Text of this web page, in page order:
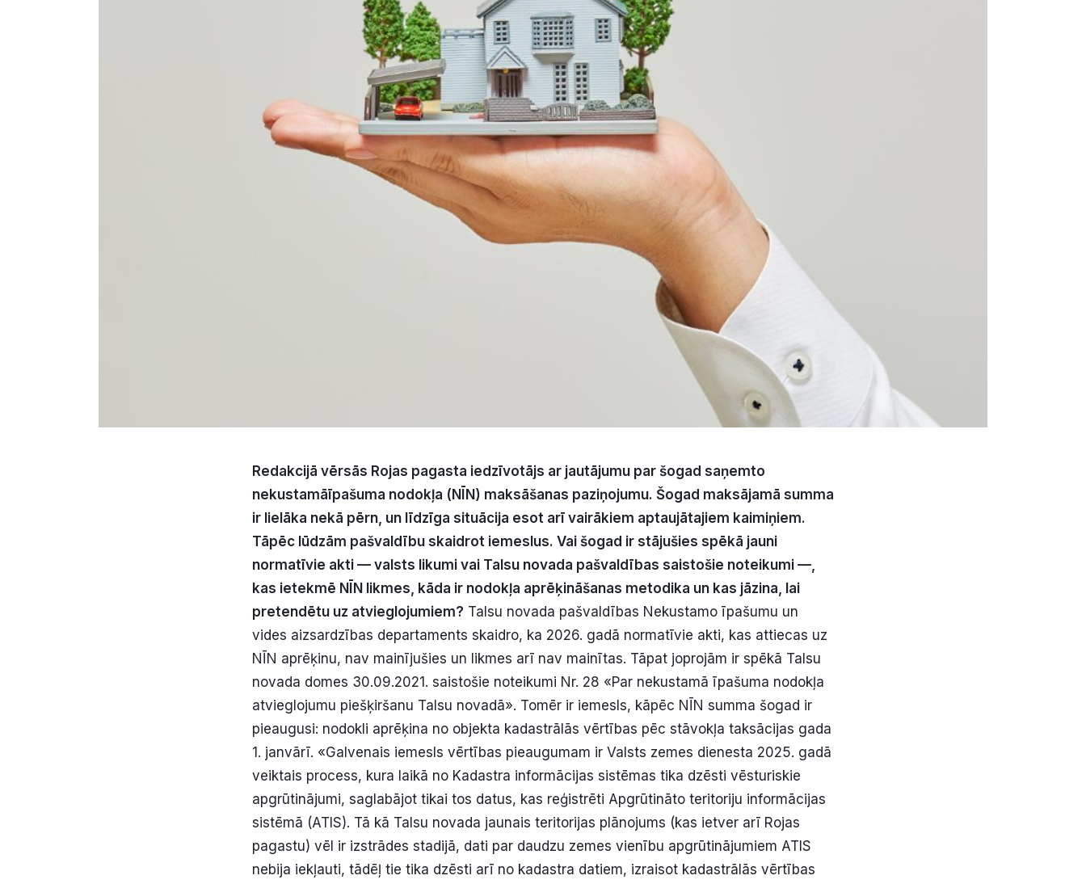
Redakcijā vērsās Rojas pagasta iedzīvotājs ar jautājumu par šogad saņemto
nekustamāīpašuma nodokļa (N N) maksāšanas paziņojumu. Šogad maksājamā summa
ir liel ā ka nekā pērn, un l īdzīga situācija esot arī vairā kiem aptaujātajiem kaimiņiem.
Tāpēc l ūdzām pašvald ī bu skaidrot iemeslus. Vai šogad ir stājušies spē kā jauni
normatīvie akti — valsts likumi vai Talsu novada pašvald ī bas saistošie noteikumi —,
kas ietekmē N N likmes, kāda ir nodokļa aprēķināšanas metodika un kas jāzina, lai
pretend ētu uz atvieglojumiem? Talsu novada pašvaldības Nekustamo īpašumu un
vides aizsardzības departaments skaidro, ka 2026. gadā normatīvie akti, kas attiecas uz
NĪN aprēķinu, nav mainījušies un likmes arī nav mainītas. Tāpat joprojām ir spēkā Talsu
novada domes 30.09.2021. saistošie noteikumi Nr. 28 «Par nekustamā īpašuma nodokļa
atvieglojumu piešķiršanu Talsu novadā». Tomēr ir iemesls, kāpēc NĪN summa šogad ir
pieaugusi: nodokli aprēķina no objekta kadastrālās vērtības pēc stāvokļa taksācijas gada
1. janvārī. «Galvenais iemesls vērtības pieaugumam ir Valsts zemes dienesta 2025. gadā
veiktais process, kura laikā no Kadastra informācijas sistēmas tika dzēsti vēsturiskie
apgrūtinājumi, saglabājot tikai tos datus, kas reģistrēti Apgrūtināto teritoriju informācijas
sistēmā (ATIS). Tā kā Talsu novada jaunais teritorijas plānojums (kas ietver arī Rojas
pagastu) vēl ir izstrādes stadijā, dati par daudzu zemes vienību apgrūtinājumiem ATIS
nebija iekļauti, tādēļ tie tika dzēsti arī no kadastra datiem, izraisot kadastrālās vērtības